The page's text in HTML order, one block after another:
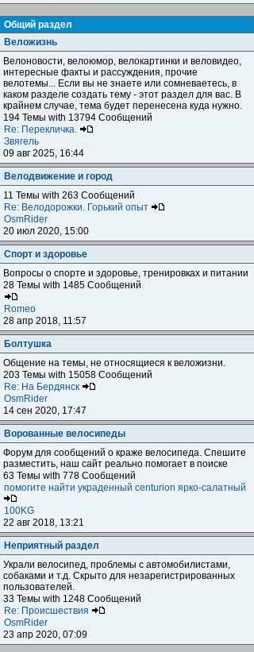
Общий раздел
Веложизнь
Велоновости, велоюмор, велокартинки и веловидео,
интересные факты и рассуждения, прочие
велотемы... Если вы не знаете или сомневаетесь, в
каком разделе создать тему - этот раздел для вас. В
крайнем случае, тема будет перенесена куда нужно.
194 Темы with 13794 Сообщений
Re: Перекличка.
Звягель
09 авг 2025, 16:44
Велодвижение и город
11 Темы with 263 Сообщений
Re: Велодорожки. Горький опыт
OsmRider
20 июл 2020, 15:00
Спорт и здоровье
Вопросы о спорте и здоровье, тренировках и питании
28 Темы with 1485 Сообщений
Romeo
28 апр 2018, 11:57
Болтушка
Общение на темы, не относящиеся к веложизни.
203 Темы with 15058 Сообщений
Re: На Бердянск
OsmRider
14 сен 2020, 17:47
Ворованные велосипеды
Форум для сообщений о краже велосипеда. Спешите
разместить, наш сайт реально помогает в поиске
63 Темы with 778 Сообщений
помогите найти украденный centurion ярко-салатный
100KG
22 авг 2018, 13:21
Неприятный раздел
Украли велосипед, проблемы с автомобилистами,
собаками и т.д. Скрыто для незарегистрированных
пользователей.
33 Темы with 1248 Сообщений
Re: Происшествия
OsmRider
23 апр 2020, 07:09